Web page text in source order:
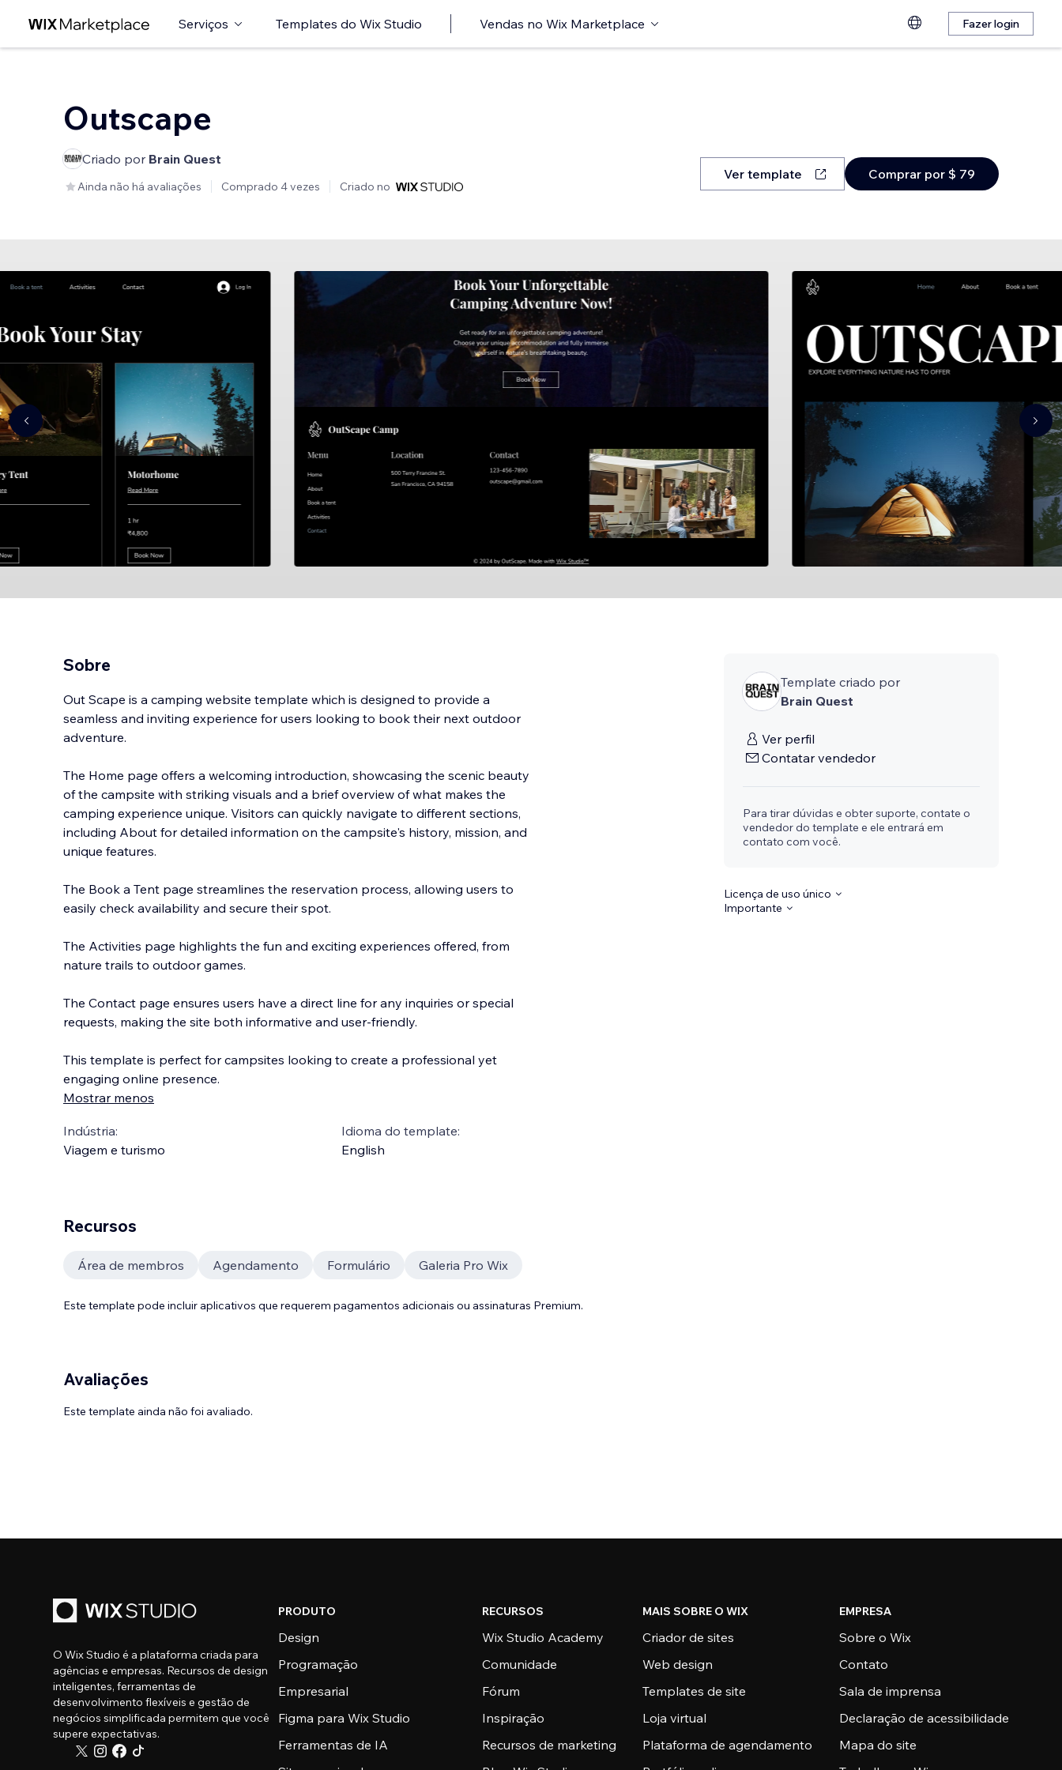
Serviços Templates do Wix Studio Vendas no Wix Marketplace Fazer login
Outscape
Criado por Brain Quest
Ainda não há avaliações Comprado 4 vezes Criado no
Ver template Comprar por $ 79
Sobre
Out Scape is a camping website template which is designed to provide a
seamless and inviting experience for users looking to book their next outdoor
adventure.
The Home page offers a welcoming introduction, showcasing the scenic beauty
of the campsite with striking visuals and a brief overview of what makes the
camping experience unique. Visitors can quickly navigate to different sections,
including About for detailed information on the campsite's history, mission, and
unique features.
The Book a Tent page streamlines the reservation process, allowing users to
easily check availability and secure their spot.
The Activities page highlights the fun and exciting experiences offered, from
nature trails to outdoor games.
The Contact page ensures users have a direct line for any inquiries or special
requests, making the site both informative and user-friendly.
This template is perfect for campsites looking to create a professional yet
engaging online presence.
Mostrar menos
Indústria:
Viagem e turismo
Idioma do template:
English
Template criado por
Brain Quest
Ver perfil
Contatar vendedor
Para tirar dúvidas e obter suporte, contate o
vendedor do template e ele entrará em
contato com você.
Licença de uso único
Importante
Recursos
Área de membros Agendamento Formulário Galeria Pro Wix
Este template pode incluir aplicativos que requerem pagamentos adicionais ou assinaturas Premium.
Avaliações
Este template ainda não foi avaliado.
O Wix Studio é a plataforma criada para
agências e empresas. Recursos de design
inteligentes, ferramentas de
desenvolvimento flexíveis e gestão de
negócios simplificada permitem que você
supere expectativas.
PRODUTO
Design
Programação
Empresarial
Figma para Wix Studio
Ferramentas de IA
RECURSOS
Wix Studio Academy
Comunidade
Fórum
Inspiração
Recursos de marketing
MAIS SOBRE O WIX
Criador de sites
Web design
Templates de site
Loja virtual
Plataforma de agendamento
EMPRESA
Sobre o Wix
Contato
Sala de imprensa
Declaração de acessibilidade
Mapa do site